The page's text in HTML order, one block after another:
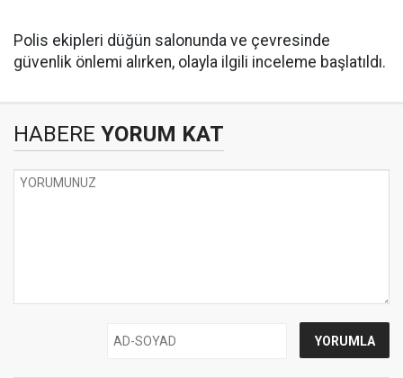
Polis ekipleri düğün salonunda ve çevresinde
güvenlik önlemi alırken, olayla ilgili inceleme başlatıldı.
HABERE YORUM KAT